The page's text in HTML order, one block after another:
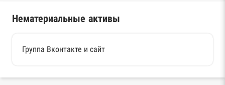
Нематериальные активы
Группа Вконтакте и сайт